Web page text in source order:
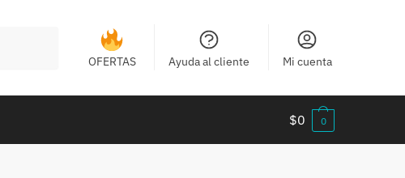
OFERTAS Ayuda al cliente Mi cuenta
$0 0